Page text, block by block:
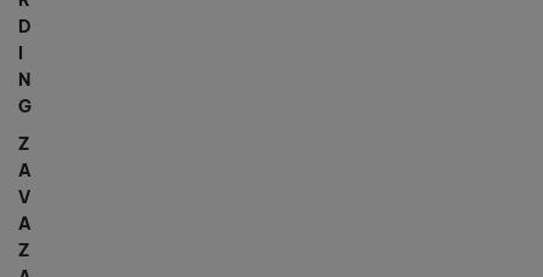
D
N
G
Z
A
V
A
Z